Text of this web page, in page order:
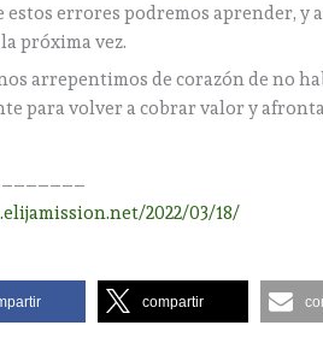
errores podremos aprender, y
próxima vez.
arrepentimos de corazón de no
para volver a cobrar valor y
2022/03/18/
compartir